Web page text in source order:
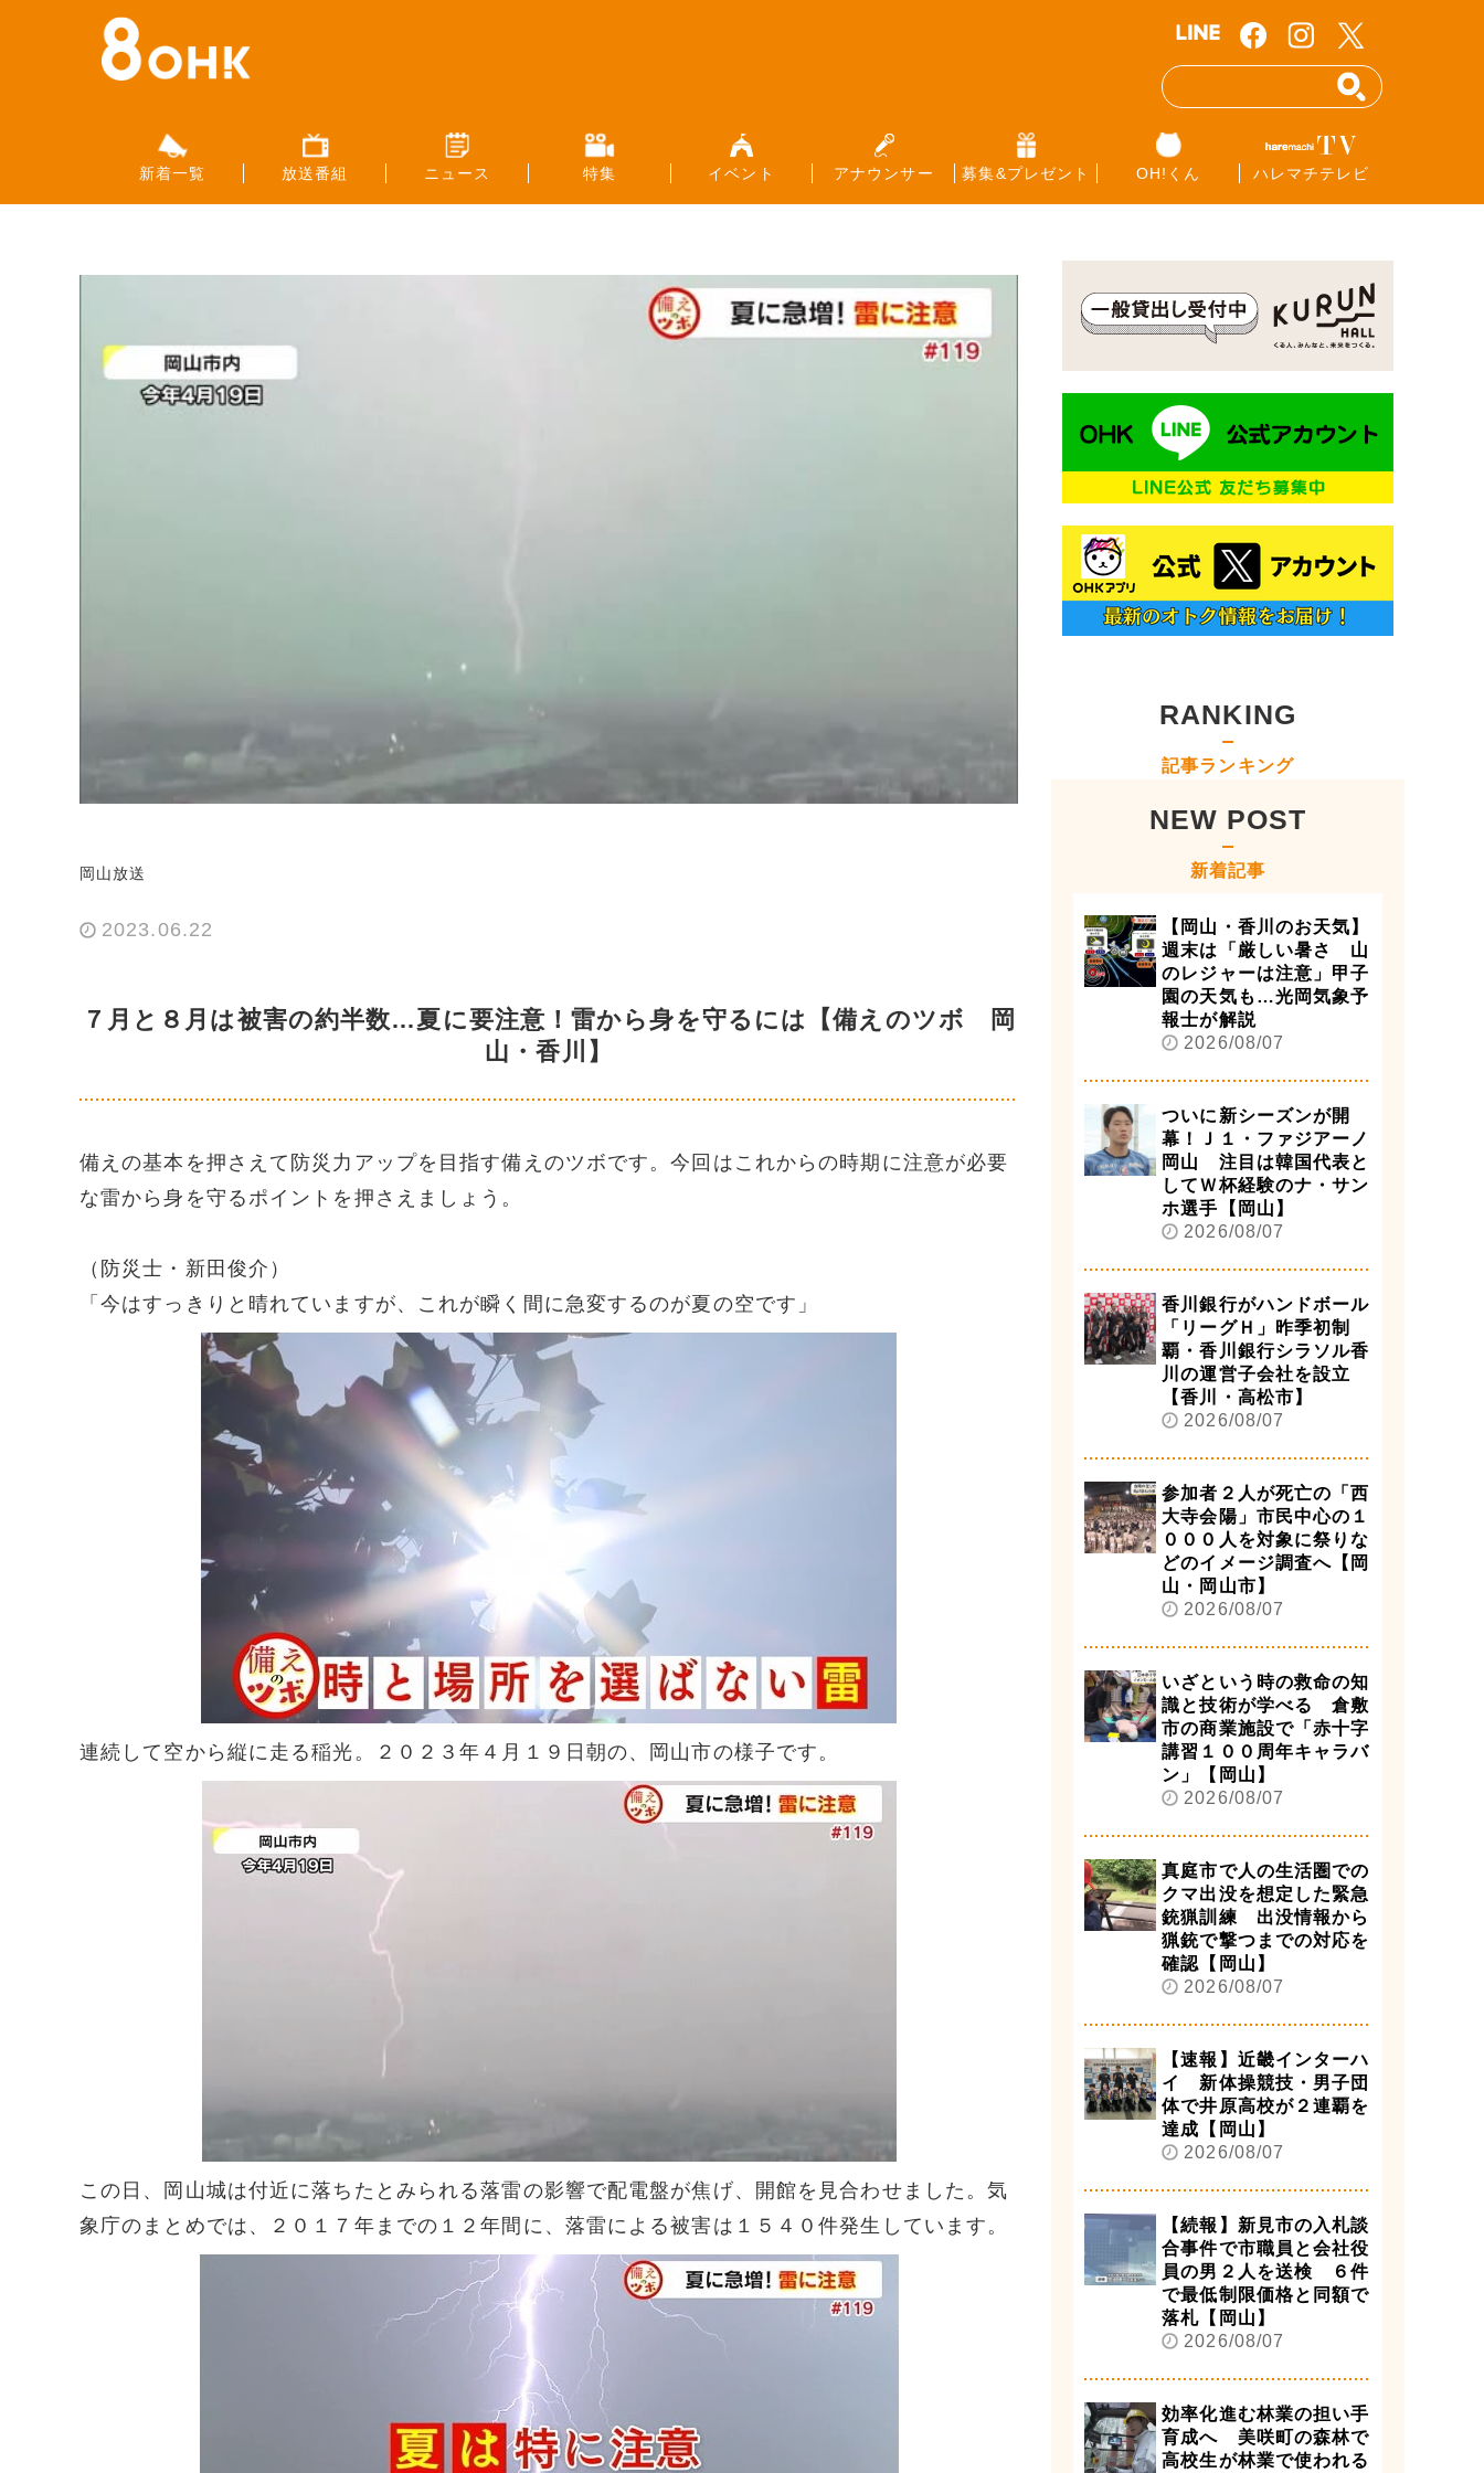
新着一覧 放送番組 ニュース 特集 イベント アナウンサー 募集&プレゼント OH!くん ハレマチテレビ
岡山放送
2023.06.22
７月と８月は被害の約半数…夏に要注意！雷から身を守るには【備えのツボ 岡
山・香川】
備えの基本を押さえて防災力アップを目指す備えのツボです。今回はこれからの時期に注意が必要
な雷から身を守るポイントを押さえましょう。
（防災士・新田俊介）
「今はすっきりと晴れていますが、これが瞬く間に急変するのが夏の空です」
連続して空から縦に走る稲光。２０２３年４月１９日朝の、岡山市の様子です。
この日、岡山城は付近に落ちたとみられる落雷の影響で配電盤が焦げ、開館を見合わせました。気
象庁のまとめでは、２０１７年までの１２年間に、落雷による被害は１５４０件発生しています。
RANKING
記事ランキング
NEW POST
新着記事
【岡山・香川のお天気】
週末は「厳しい暑さ 山
のレジャーは注意」甲子
園の天気も…光岡気象予
報士が解説
2026/08/07
ついに新シーズンが開
幕！Ｊ１・ファジアーノ
岡山 注目は韓国代表と
してＷ杯経験のナ・サン
ホ選手【岡山】
2026/08/07
香川銀行がハンドボール
「リーグＨ」昨季初制
覇・香川銀行シラソル香
川の運営子会社を設立
【香川・高松市】
2026/08/07
参加者２人が死亡の「西
大寺会陽」市民中心の１
０００人を対象に祭りな
どのイメージ調査へ【岡
山・岡山市】
2026/08/07
いざという時の救命の知
識と技術が学べる 倉敷
市の商業施設で「赤十字
講習１００周年キャラバ
ン」【岡山】
2026/08/07
真庭市で人の生活圏での
クマ出没を想定した緊急
銃猟訓練 出没情報から
猟銃で撃つまでの対応を
確認【岡山】
2026/08/07
【速報】近畿インターハ
イ 新体操競技・男子団
体で井原高校が２連覇を
達成【岡山】
2026/08/07
【続報】新見市の入札談
合事件で市職員と会社役
員の男２人を送検 ６件
で最低制限価格と同額で
落札【岡山】
2026/08/07
効率化進む林業の担い手
育成へ 美咲町の森林で
高校生が林業で使われる